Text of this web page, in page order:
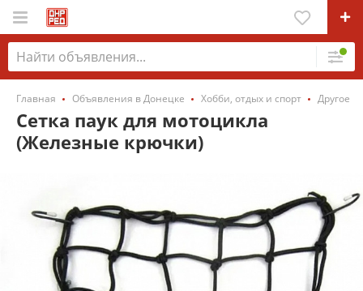
Главная Объявления в Донецке Хобби, отдых и спорт Другое
Сетка паук для мотоцикла
(Железные крючки)